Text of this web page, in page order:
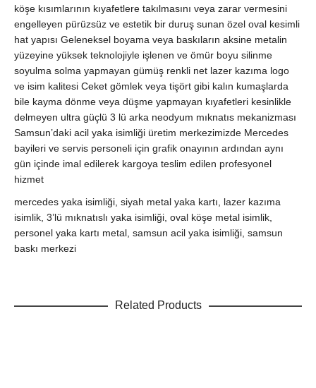
köşe kısımlarının kıyafetlere takılmasını veya zarar vermesini
engelleyen pürüzsüz ve estetik bir duruş sunan özel oval kesimli
hat yapısı Geleneksel boyama veya baskıların aksine metalin
yüzeyine yüksek teknolojiyle işlenen ve ömür boyu silinme
soyulma solma yapmayan gümüş renkli net lazer kazıma logo
ve isim kalitesi Ceket gömlek veya tişört gibi kalın kumaşlarda
bile kayma dönme veya düşme yapmayan kıyafetleri kesinlikle
delmeyen ultra güçlü 3 lü arka neodyum mıknatıs mekanizması
Samsun’daki acil yaka isimliği üretim merkezimizde Mercedes
bayileri ve servis personeli için grafik onayının ardından aynı
gün içinde imal edilerek kargoya teslim edilen profesyonel
hizmet
mercedes yaka isimliği, siyah metal yaka kartı, lazer kazıma
isimlik, 3’lü mıknatıslı yaka isimliği, oval köşe metal isimlik,
personel yaka kartı metal, samsun acil yaka isimliği, samsun
baskı merkezi
Related Products